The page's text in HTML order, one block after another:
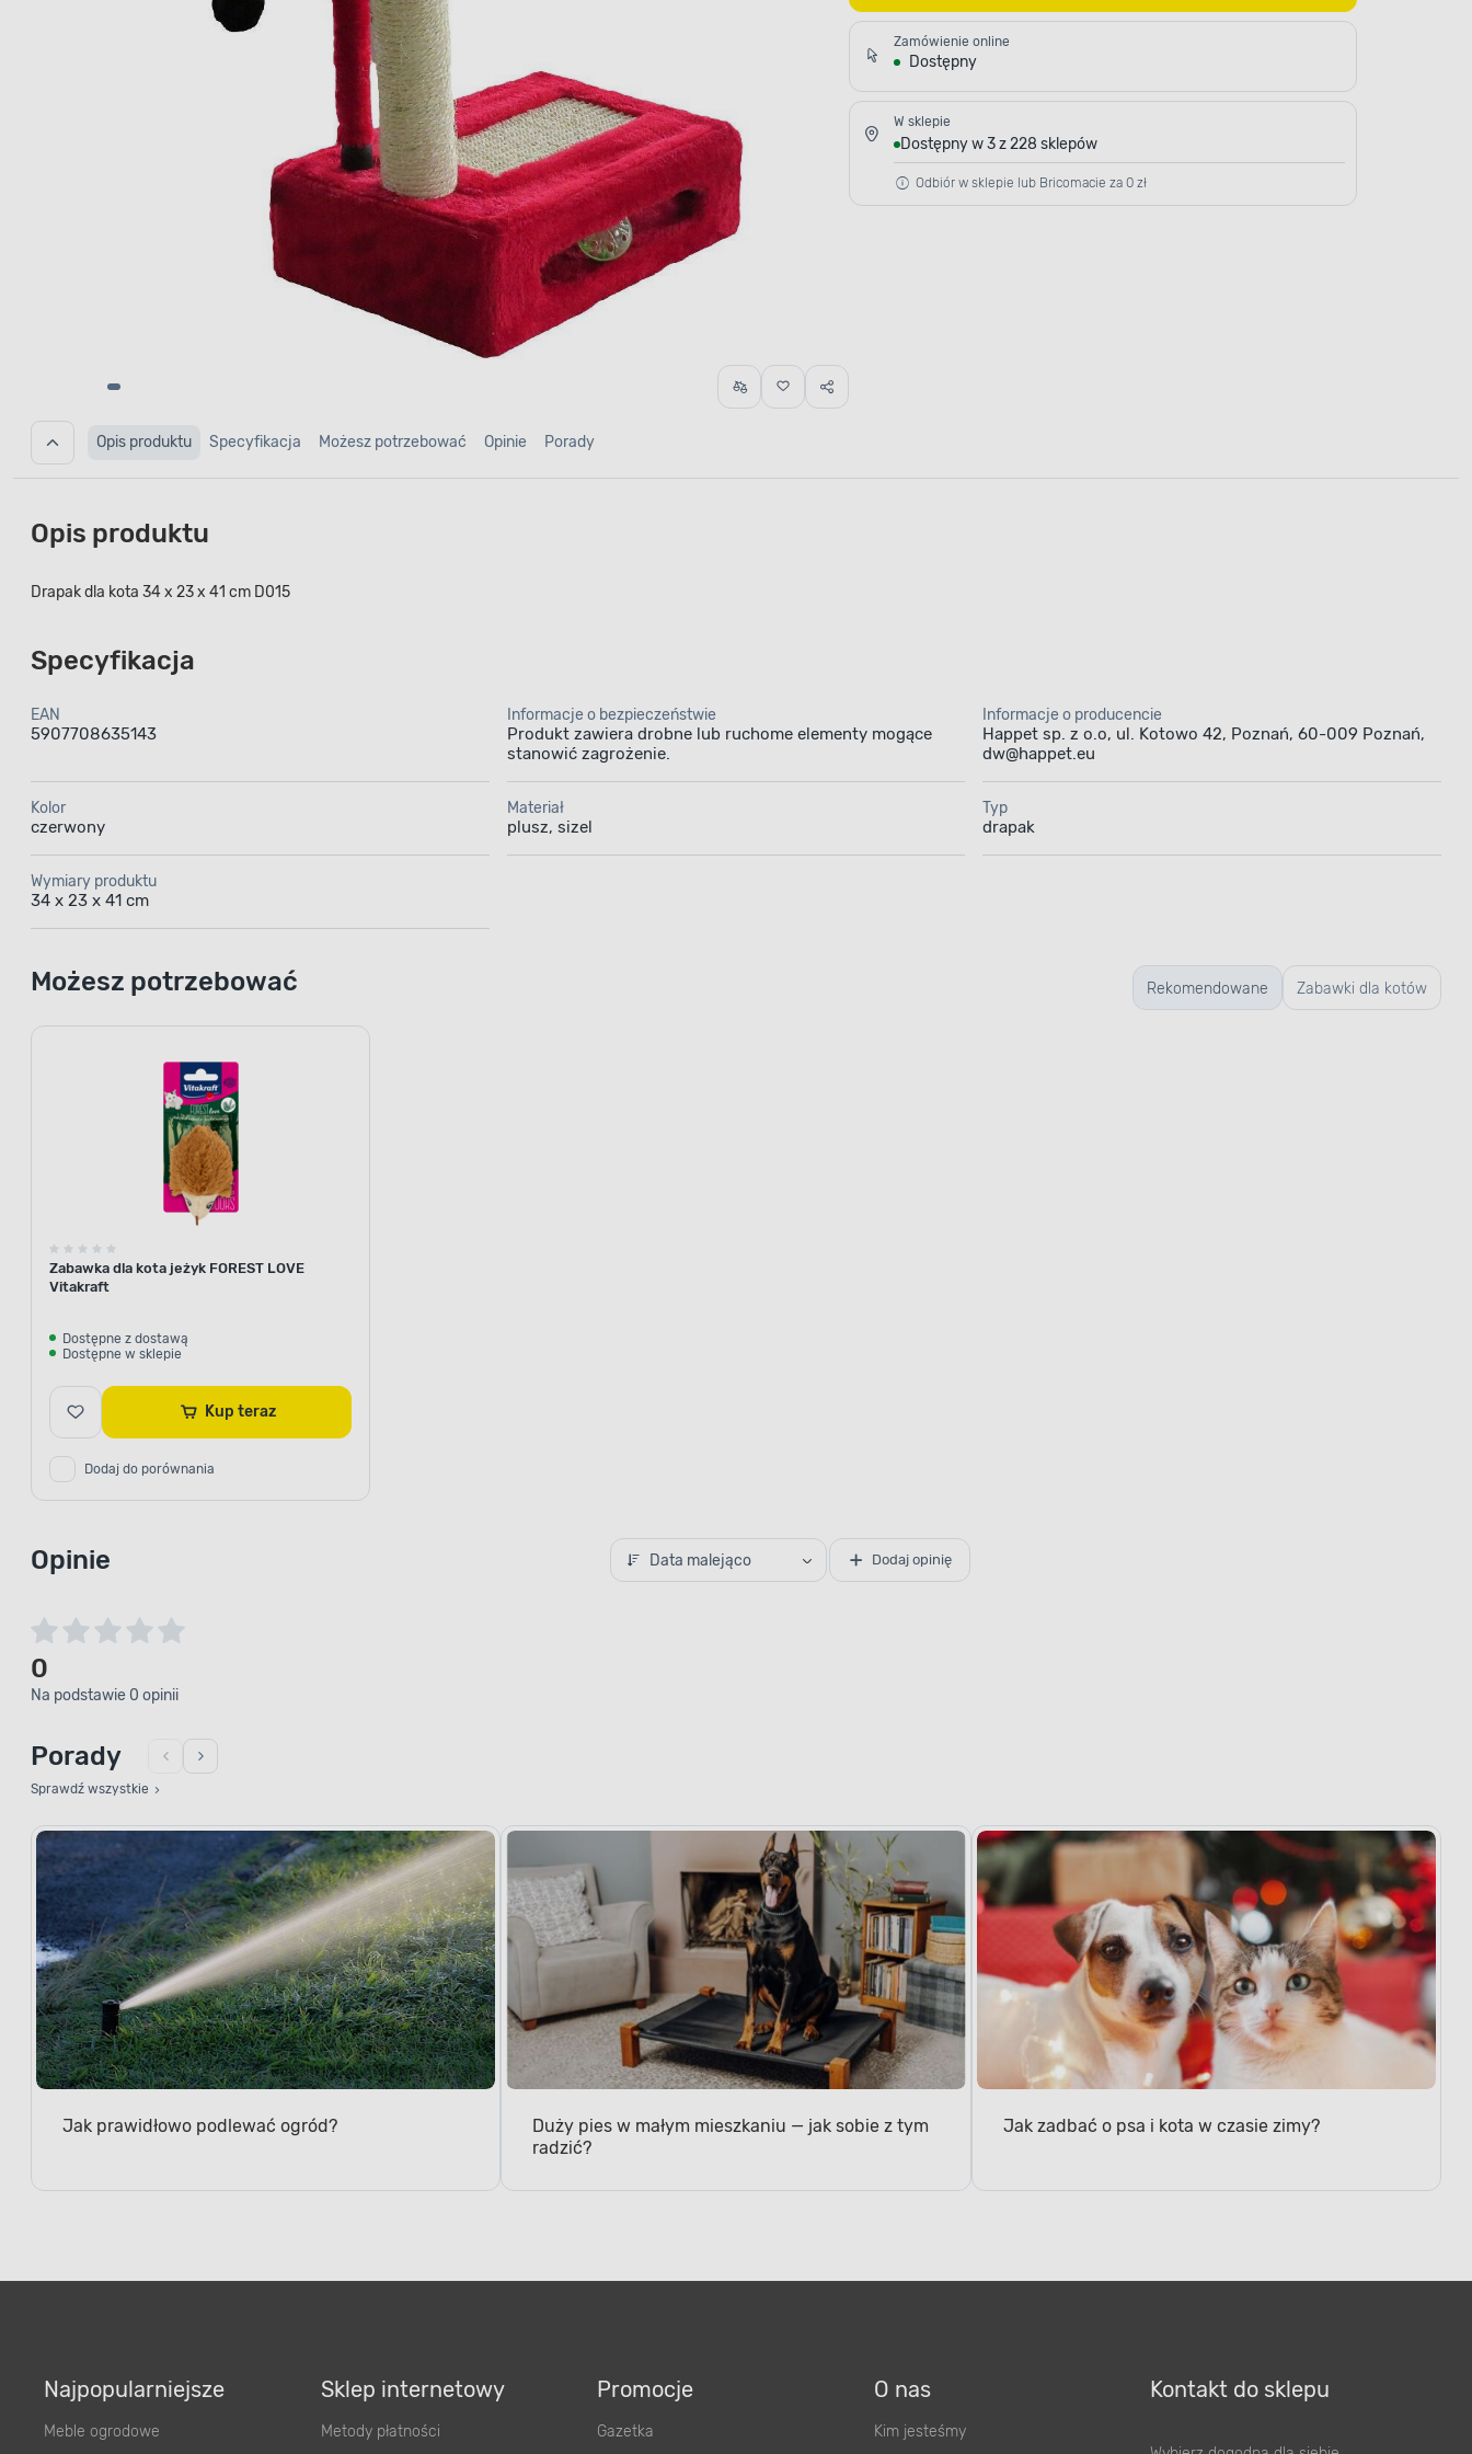
Zamówienie online
Dostępny
W sklepie
Dostępny w 3 z 228 sklepów
Odbiór w sklepie lub Bricomacie za 0 zł
Opis produktu Specyfikacja Możesz potrzebować Opinie Porady
Opis produktu
Drapak dla kota 34 x 23 x 41 cm D015
Specyfikacja
EAN
5907708635143
Informacje o bezpieczeństwie
Produkt zawiera drobne lub ruchome elementy mogące
stanowić zagrożenie.
Informacje o producencie
Happet sp. z o.o, ul. Kotowo 42, Poznań, 60-009 Poznań,
dw@happet.eu
Kolor
czerwony
Materiał
plusz, sizel
Typ
drapak
Wymiary produktu
34 x 23 x 41 cm
Rekomendowane Zabawki dla kotów
Możesz potrzebować
Zabawka dla kota jeżyk FOREST LOVE
Vitakraft
Dostępne z dostawą
Dostępne w sklepie
Kup teraz
Dodaj do porównania
Opinie Data malejąco Dodaj opinię
0
Na podstawie 0 opinii
Porady
Sprawdź wszystkie
Jak prawidłowo podlewać ogród?
Duży pies w małym mieszkaniu — jak sobie z tym
radzić?
Jak zadbać o psa i kota w czasie zimy?
Najpopularniejsze
Meble ogrodowe
Sklep internetowy
Metody płatności
Promocje
Gazetka
O nas
Kim jesteśmy
Kontakt do sklepu